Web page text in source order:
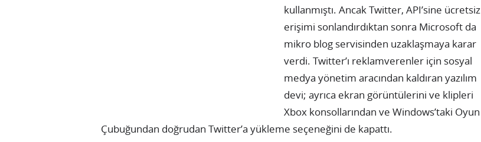
kullanmıştı. Ancak Twitter, API’sine ücretsiz
erişimi sonlandırdıktan sonra Microsoft da
mikro blog servisinden uzaklaşmaya karar
verdi. Twitter’ı reklamverenler için sosyal
medya yönetim aracından kaldıran yazılım
devi; ayrıca ekran görüntülerini ve klipleri
Xbox konsollarından ve Windows’taki Oyun
Çubuğundan doğrudan Twitter’a yükleme seçeneğini de kapattı.